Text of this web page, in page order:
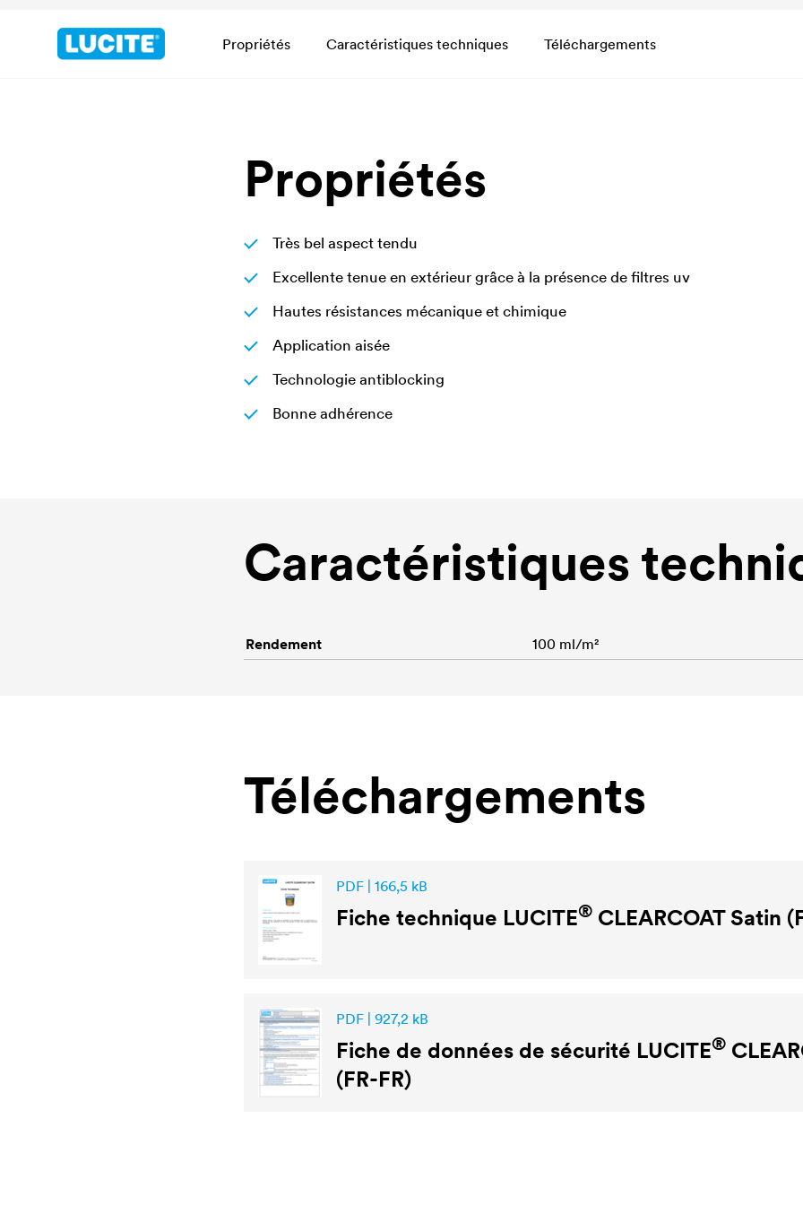
Propriétés Caractéristiques techniques Téléchargements
Propriétés
Très bel aspect tendu
Excellente tenue en extérieur grâce à la présence de filtres uv
Hautes résistances mécanique et chimique
Application aisée
Technologie antiblocking
Bonne adhérence
Caractéristiques
Rendement 100 ml/m²
Téléchargements
PDF | 166,5 kB
Fiche technique LUCITE® CLEARCOAT Satin
PDF | 927,2 kB
Fiche de données de sécurité LUCITE®
(FR-FR)